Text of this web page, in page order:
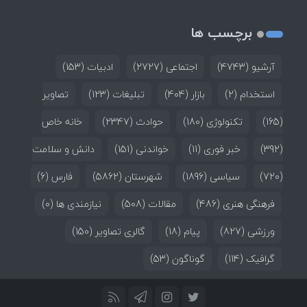
برچسب ها
آرشیو (4743) اجتماعی (2727) ادبیات (153)
استخدام (2) بازار (404) تبلیغات (123)
تصاویر
(165)
تکنولوژی (180) حوادث (2347)
خانه خاص
(392)
خبر فوری (11) خواندنی (151)
دانش و سلامت
(720)
سیاسی (1896) شهرستان (5862) فارس (6)
فرهنگی هنری (486) مقالات (508) نیازمندی ها (0)
ورزشی (827) پیام (18) گالری تصاویر (150)
گرافیک (114) گوناگون (53)